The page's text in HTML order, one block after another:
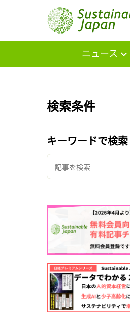
ニュース
検索条件
キーワードで検索